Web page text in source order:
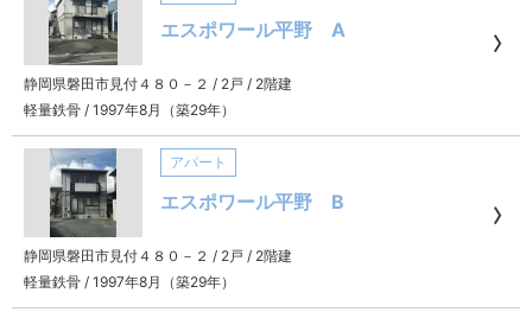
エスポワール平野 A
静岡県磐田市見付４８０－２ / 2戸 / 2階建
軽量鉄骨 / 1997年8月（築29年）
アパート
エスポワール平野 B
静岡県磐田市見付４８０－２ / 2戸 / 2階建
軽量鉄骨 / 1997年8月（築29年）